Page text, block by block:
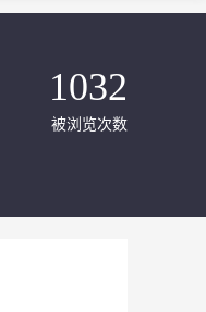
1032
被浏览次数